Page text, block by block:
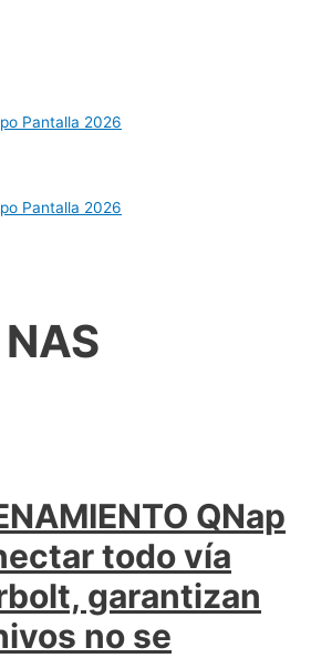
Pantalla 2026
Pantalla 2026
QNap
todo vía
garantizan
no se